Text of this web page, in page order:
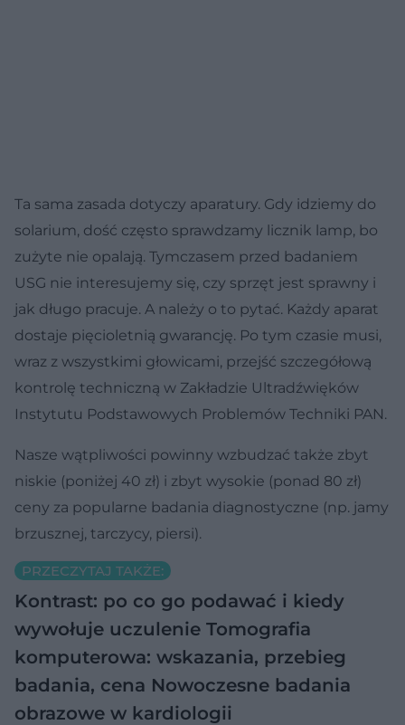
Ta sama zasada dotyczy aparatury. Gdy idziemy do
solarium, dość często sprawdzamy licznik lamp, bo
zużyte nie opalają. Tymczasem przed badaniem
USG nie interesujemy się, czy sprzęt jest sprawny i
jak długo pracuje. A należy o to pytać. Każdy aparat
dostaje pięcioletnią gwarancję. Po tym czasie musi,
wraz z wszystkimi głowicami, przejść szczegółową
kontrolę techniczną w Zakładzie Ultradźwięków
Instytutu Podstawowych Problemów Techniki PAN.
Nasze wątpliwości powinny wzbudzać także zbyt
niskie (poniżej 40 zł) i zbyt wysokie (ponad 80 zł)
ceny za popularne badania diagnostyczne (np. jamy
brzusznej, tarczycy, piersi).
PRZECZYTAJ TAKŻE:
Kontrast: po co go podawać i kiedy
wywołuje uczulenie Tomografia
komputerowa: wskazania, przebieg
badania, cena Nowoczesne badania
obrazowe w kardiologii